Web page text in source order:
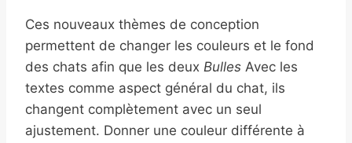
Ces nouveaux thèmes de conception
permettent de changer les couleurs et le fond
des chats afin que les deux Bulles Avec les
textes comme aspect général du chat, ils
changent complètement avec un seul
ajustement. Donner une couleur différente à